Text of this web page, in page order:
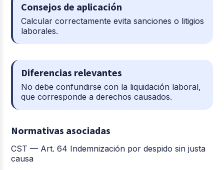
Consejos de aplicación
Calcular correctamente evita sanciones o litigios
laborales.
Diferencias relevantes
No debe confundirse con la liquidación laboral,
que corresponde a derechos causados.
Normativas asociadas
CST — Art. 64 Indemnización por despido sin justa
causa